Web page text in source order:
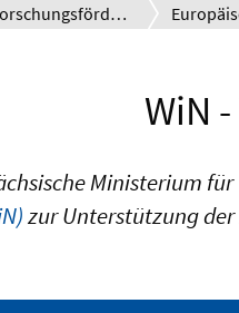
Forschungsförderung
WiN
Ministerium
zur Unterstützung